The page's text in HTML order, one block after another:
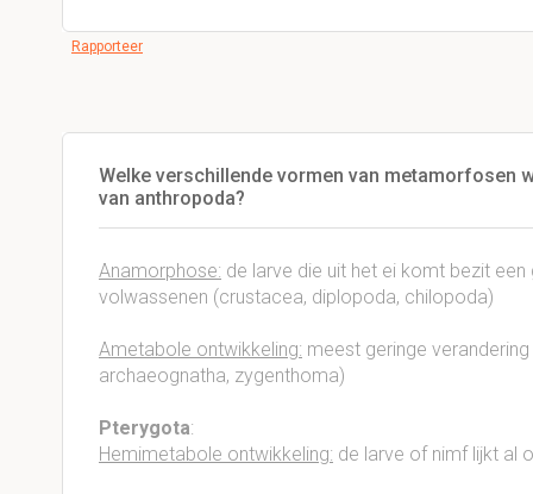
Rapporteer
Welke verschillende vormen van metamorfosen
van anthropoda?
Anamorphose: de larve die uit het ei komt bezit
volwassenen (crustacea, diplopoda, chilopoda)
Ametabole ontwikkeling: meest geringe
archaeognatha, zygenthoma)
Pterygota:
Hemimetabole ontwikkeling: de larve of nimf lijkt al